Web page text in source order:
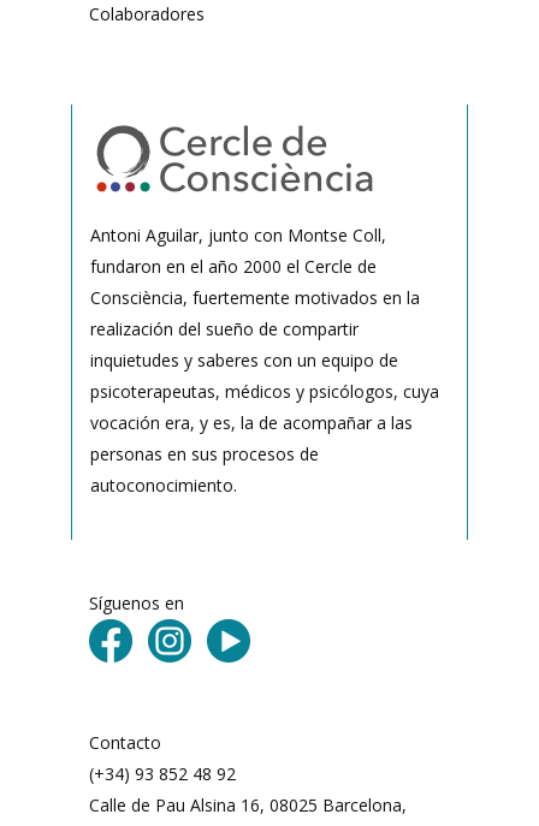
Colaboradores
Antoni Aguilar, junto con Montse Coll,
fundaron en el año 2000 el Cercle de
Consciència, fuertemente motivados en la
realización del sueño de compartir
inquietudes y saberes con un equipo de
psicoterapeutas, médicos y psicólogos, cuya
vocación era, y es, la de acompañar a las
personas en sus procesos de
autoconocimiento.
Síguenos en
Contacto
(+34) 93 852 48 92
Calle de Pau Alsina 16, 08025 Barcelona,